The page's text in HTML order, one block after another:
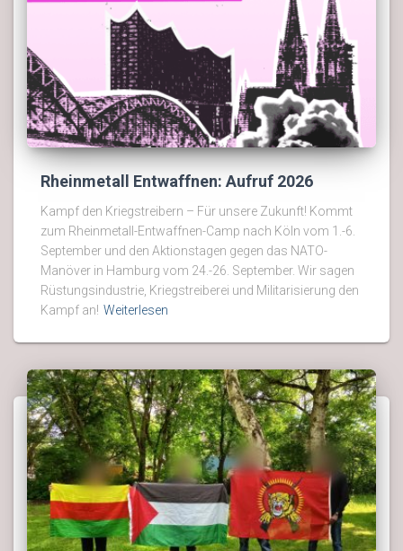
Rheinmetall Entwaffnen: Aufruf 2026
Kampf den Kriegstreibern – Für unsere Zukunft! Kommt
zum Rheinmetall-Entwaffnen-Camp nach Köln vom 1.-6.
September und den Aktionstagen gegen das NATO-
Manöver in Hamburg vom 24.-26. September. Wir sagen
Rüstungsindustrie, Kriegstreiberei und Militarisierung den
Kampf an! Weiterlesen